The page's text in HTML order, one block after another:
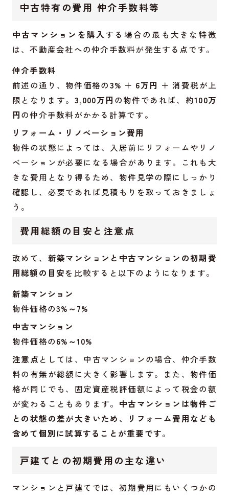
中古特有の費用 仲介手数料等
中古マンションを購入する場合の最も大きな特徴
は、不動産会社への仲介手数料が発生する点です。
仲介手数料
前述の通り、物件価格の3% ＋ 6万円 ＋ 消費税が上
限となります。 3,000万円 の物件であれば、約100万
円の仲介手数料がかかる計算です。
リフォーム・リノベーション費用
物件の状態によっては、入居前にリフォームやリノ
ベーションが必要になる場合があります。これも大
きな費用となり得るため、物件見学の際にしっかり
確認し、必要であれば見積もりを取っておきましょ
う。
費用総額の目安と注意点
改めて、 新築マンションと中古マンションの初期費
用総額の目安を比較すると以下のようになります。
新築マンション
物件価格の3%～7%
中古マンション
物件価格の6%～10%
注意点 としては、中古マンションの場合、仲介手数
料の有無が総額に大きく影響します。また、物件価
格が同じでも、固定資産税評価額によって税金の額
が変わることもあります。 中古マンションは物件ご
との状態の差が大きいため、リフォーム費用なども
含めて個別に試算することが重要です。
戸建てとの初期費用の主な違い
マンションと戸建てでは、初期費用にもいくつかの